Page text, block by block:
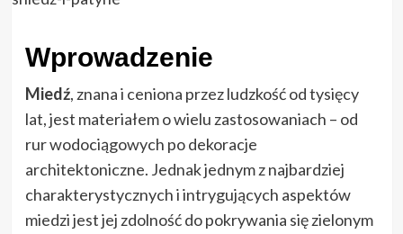
Wprowadzenie
Miedź, znana i ceniona przez ludzkość od tysięcy
lat, jest materiałem o wielu zastosowaniach – od
rur wodociągowych po dekoracje
architektoniczne. Jednak jednym z najbardziej
charakterystycznych i intrygujących aspektów
miedzi jest jej zdolność do pokrywania się zielonym